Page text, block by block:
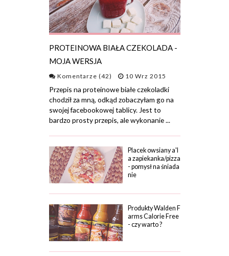
PROTEINOWA BIAŁA CZEKOLADA -
MOJA WERSJA
Komentarze (42) 10 Wrz 2015
Przepis na proteinowe białe czekoladki
chodził za mną, odkąd zobaczyłam go na
swojej facebookowej tablicy. Jest to
bardzo prosty przepis, ale wykonanie ...
Placek owsiany a'l
a zapiekanka/pizza
- pomysł na śniada
nie
Produkty Walden F
arms Calorie Free
- czy warto ?